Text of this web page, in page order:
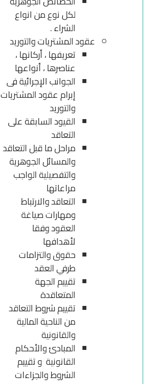
لكل نوع من انواع
الشراء .
عقود المشتريات والتوريد
تعريفها ، أركانها ،
عناصرها ، أنواعها
الجوانب الإجرائية فى
إبرام عقود المشتريات
والتوريد
القيود السابقة على
التعاقد
مراحل ما قبل التعاقد
والمسائل الجوهرية
والتفصيلية الواجب
مراعاتها
التعاقد والارتباط
ومهارات صياغة
العقود وفقا
لأهدافها
حقوق والتزامات
طرفي العقد
تقييم الجهة
المتعاقدة
تقييم شروط التعاقد
من الناحية المالية
والقانونية
المبادئ والأحكام
القانونية و تقييم
الشروط والجزاءات